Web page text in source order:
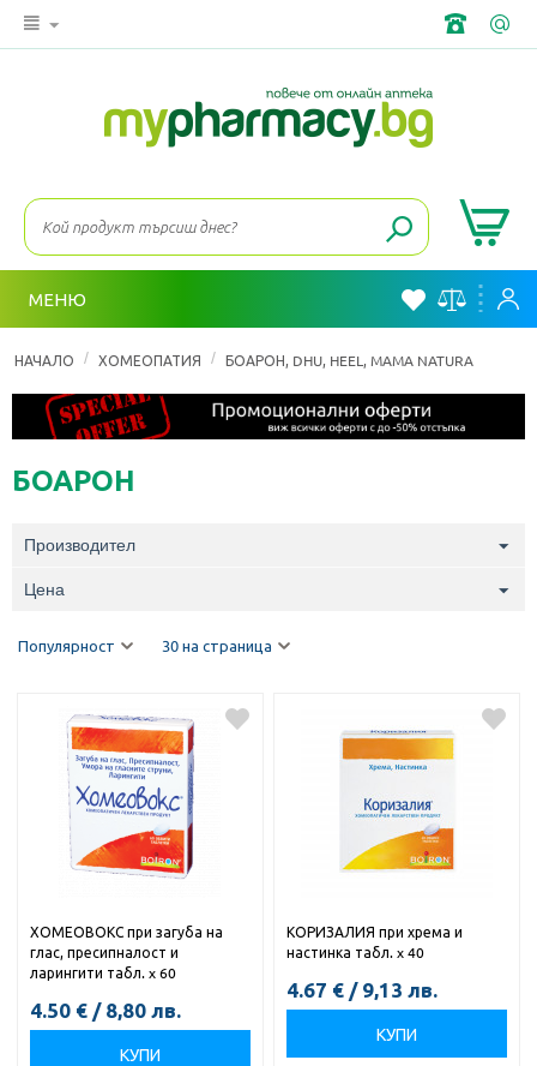
МЕНЮ
НАЧАЛО / ХОМЕОПАТИЯ / БОАРОН, DHU, HEEL, MAMA NATURA
БОАРОН
Производител
Цена
Популярност 30 на страница
ХОМЕОВОКС при загуба на
глас, пресипналост и
ларингити табл. x 60
4.50 € / 8,80 лв.
КУПИ
КОРИЗАЛИЯ при хрема и
настинка табл. x 40
4.67 € / 9,13 лв.
КУПИ